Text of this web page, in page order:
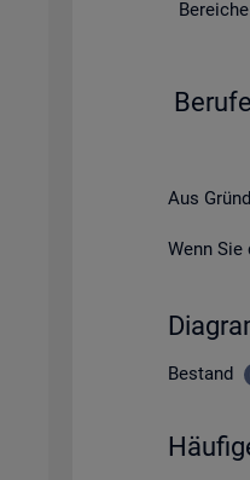
Be­ru­fe
Aus
Wenn
Be­stand